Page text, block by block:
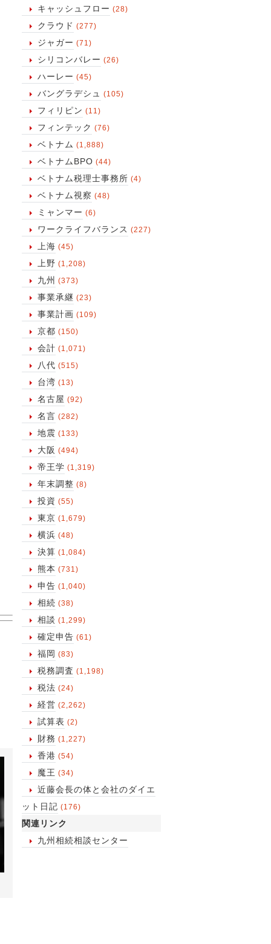
キャッシュフロー (28)
クラウド (277)
ジャガー (71)
シリコンバレー (26)
ハーレー (45)
バングラデシュ (105)
フィリピン (11)
フィンテック (76)
ベトナム (1,888)
ベトナムBPO (44)
ベトナム税理士事務所 (4)
ベトナム視察 (48)
ミャンマー (6)
ワークライフバランス (227)
上海 (45)
上野 (1,208)
九州 (373)
事業承継 (23)
事業計画 (109)
京都 (150)
会計 (1,071)
八代 (515)
台湾 (13)
名古屋 (92)
名言 (282)
地震 (133)
大阪 (494)
帝王学 (1,319)
年末調整 (8)
投資 (55)
東京 (1,679)
横浜 (48)
決算 (1,084)
熊本 (731)
申告 (1,040)
相続 (38)
相談 (1,299)
確定申告 (61)
福岡 (83)
税務調査 (1,198)
税法 (24)
経営 (2,262)
試算表 (2)
財務 (1,227)
香港 (54)
魔王 (34)
近藤会長の体と会社のダイエ
ット日記 (176)
関連リンク
九州相続相談センター